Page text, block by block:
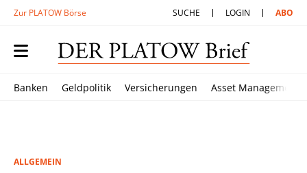
Zur PLATOW Börse SUCHE LOGIN ABO
Banken Geldpolitik Versicherungen Asset Management
ALLGEMEIN